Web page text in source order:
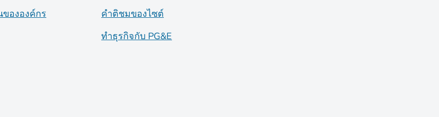
ององค์กร
คำติชมของไซต์
ทำธุรกิจกับ PG&E